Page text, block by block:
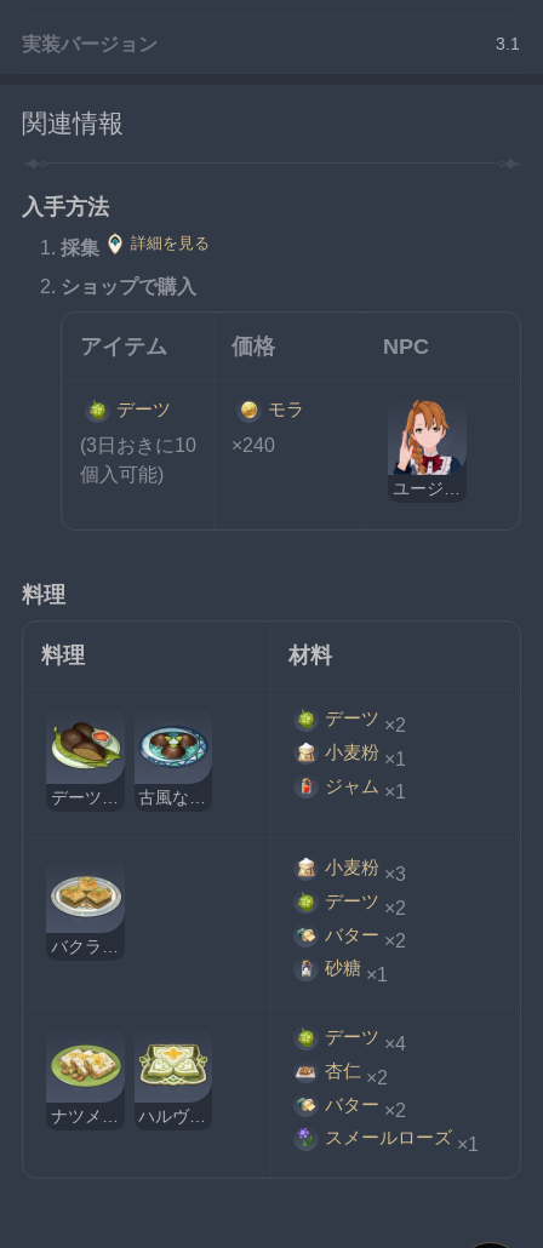
実装バージョン 3.1
関連情報
入手方法
採集 詳細を見る
ショップで購入
アイテム 価格 NPC
デーツ
(3日おきに10
個入可能)
モラ
×240
料理
料理 材料
デーツ ×2
小麦粉 ×1
ジャム ×1
小麦粉 ×3
デーツ ×2
バター ×2
砂糖 ×1
ハルヴァマズダ
デーツ ×4
杏仁 ×2
バター ×2
スメールローズ ×1